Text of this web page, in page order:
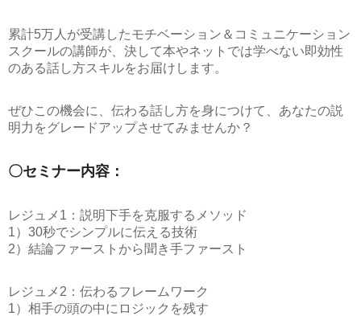
累計5万人が受講したモチベーション＆コミュニケーション
スクールの講師が、決して本やネットでは学べない即効性
のある話し方スキルをお届けします。
ぜひこの機会に、伝わる話し方を身につけて、あなたの説
明力をグレードアップさせてみませんか？
〇セミナー内容：
レジュメ1：説明下手を克服するメソッド
1）30秒でシンプルに伝える技術
2）結論ファーストから聞き手ファースト
レジュメ2：伝わるフレームワーク
1）相手の頭の中にロジックを残す